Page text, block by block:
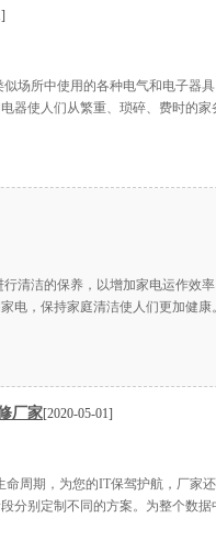
场所中使用的各种电气和电子器
器使人们从繁重、琐碎、费时的家
清洁的保养，以增加家电运作效
电，保持家庭清洁使人们更加健康
厂家[2020-05-01]
命周期，为您的IT保驾护航，厂家
分别定制不同的方案。为整个数据